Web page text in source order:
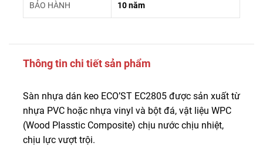
BẢO HÀNH 10 năm
Thông tin chi tiết sản phẩm
Sàn nhựa dán keo ECO’ST EC2805 được sản xuất từ
nhựa PVC hoặc nhựa vinyl và bột đá, vật liệu WPC
(Wood Plasstic Composite) chịu nước chịu nhiệt,
chịu lực vượt trội.